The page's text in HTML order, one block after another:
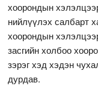
хоорондын
нийлүүлэх салбарт
хоорондын
засгийн холбоо
зэрэг хэд хэдэн
дурдав.